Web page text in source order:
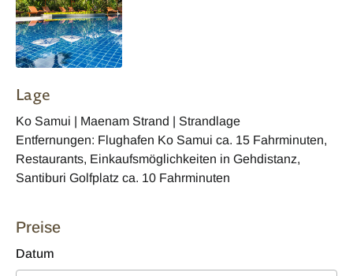
Lage
Ko Samui | Maenam Strand | Strandlage
Entfernungen: Flughafen Ko Samui ca. 15 Fahrminuten,
Restaurants, Einkaufsmöglichkeiten in Gehdistanz,
Santiburi Golfplatz ca. 10 Fahrminuten
Preise
Datum